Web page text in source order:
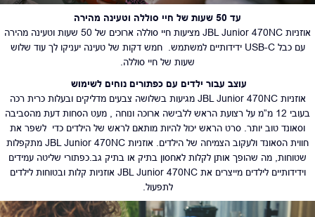
עד 50 שעות של חיי סוללה וטעינה
מהירה
אוזניות JBL Junior 470NC מציעות חיי סוללה ארוכים של 50 שעות וטעינה מהירה
עם כבל USB-C ידידותיים למשתמש. חמש דקות של טעינה יעניקו לך עוד שלוש
שעות של חיי סוללה.
עוצב עבור ילדים עם כפתורים נוחים לשימוש
אוזניות JBL Junior 470NC מגיעות בשלושה צבעים מדליקים ובעלות כרית רכה
בעובי 12 מ”מ על רצועת הראש ללבישה ארוכה ונוחה , מעט הסחות דעת מהסביבה
וסאונד טוב יותר. סרט הראש יכול להיות מותאם לראש של הילדים כדי לשפר את
חווית הסאונד ולעקוב הצמיחה של הילדים. אוזניות JBL Junior 470NC מתקפלות
שטוחות, מה שהופך אותן לקלות לאחסון בתיק או בתיק גב.כפתורי שליטה עמידים
וידידותיים לילדים מייצרים את JBL Junior 470NC אוזניות קלות ובטוחות לילדים
לתפעול.